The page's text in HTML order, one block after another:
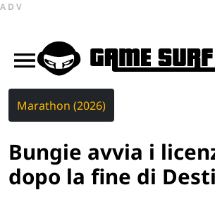
ADV
Marathon (2026)
Bungie avvia i
dopo la fine di